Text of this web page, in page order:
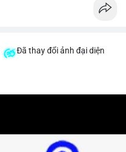
Đã thay đổi ảnh đại diện